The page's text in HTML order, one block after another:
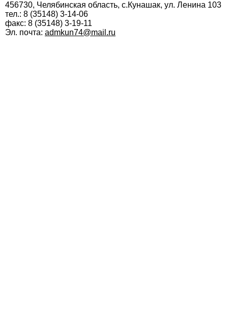
456730, Челябинская область, с.Кунашак, ул. Ленина 103
тел.: 8 (35148) 3-14-06
факс: 8 (35148) 3-19-11
Эл. почта: admkun74@mail.ru